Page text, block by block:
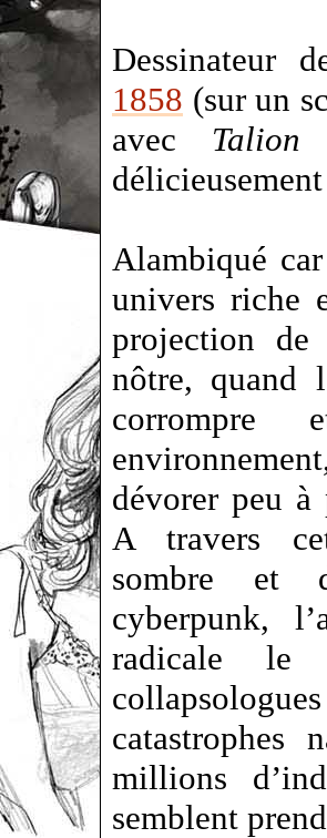
Dessinateur
1858 (sur un
avec Talion
Alambiqué
univers riche
projection
nôtre, quand
dévorer peu
A travers
sombre et
cyberpunk,
radicale le
catastrophes
millions
semblent